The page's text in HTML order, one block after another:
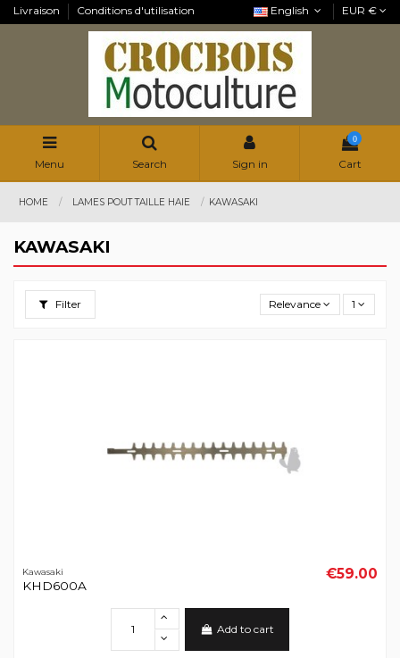
Livraison Conditions d'utilisation English EUR €
Menu Search Sign in
0
Cart
HOME LAMES POUT TAILLE HAIE KAWASAKI
KAWASAKI
Filter Relevance 1
Kawasaki
KHD600A
€59.00
Add to cart